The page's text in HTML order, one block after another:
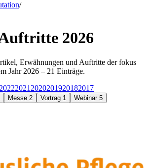
/
2026
Erwähnungen und Auftritte der fokus
Jahr 2026 – 21 Einträge.
20222021 2020201920182017
Messe 2 Vortrag 1 Webinar 5